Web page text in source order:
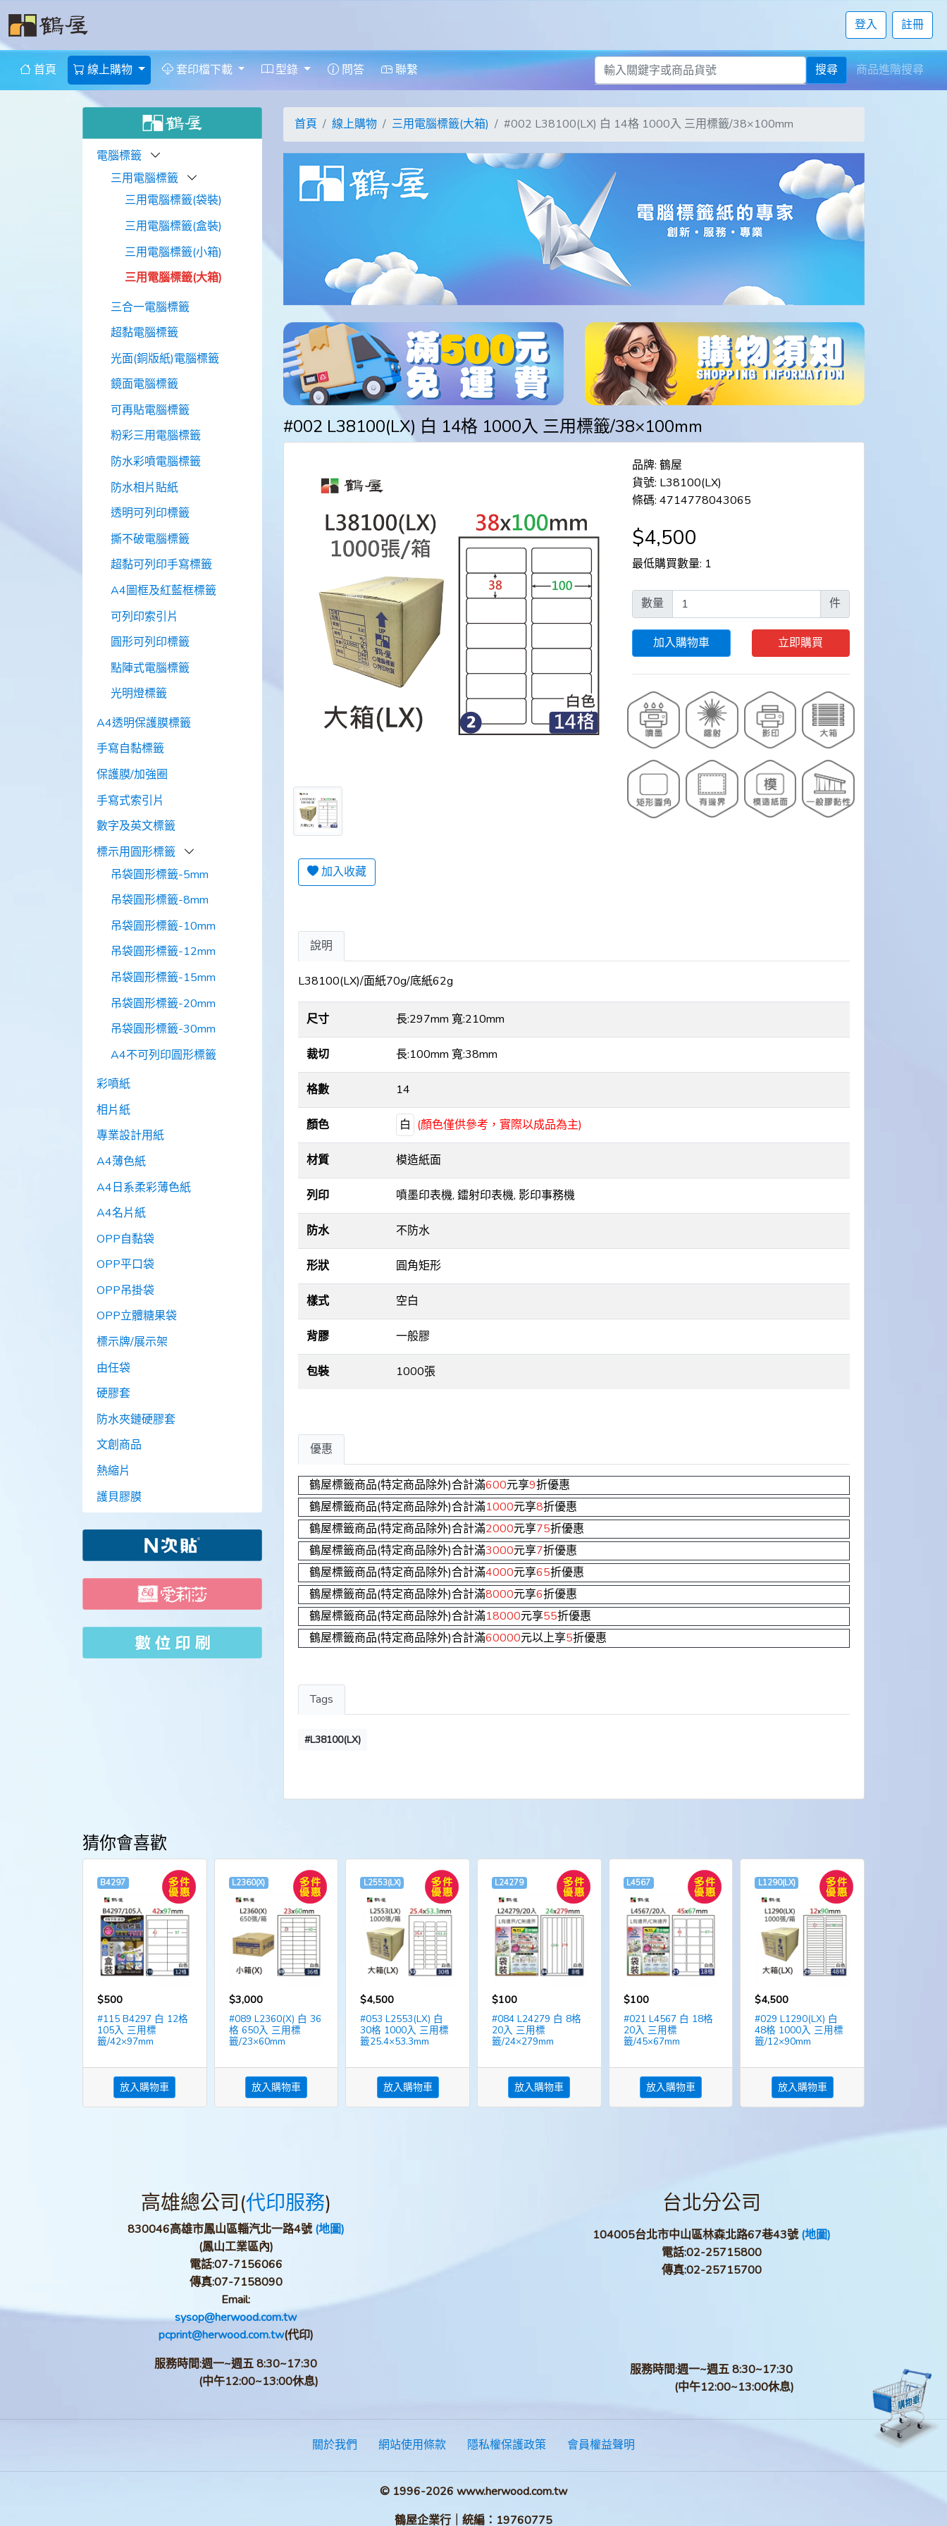
登入 註冊
首頁 線上購物 套印檔下載 型錄 問答 聯繫 搜尋 商品進階搜尋
電腦標籤
三用電腦標籤
三用電腦標籤(袋裝)
三用電腦標籤(盒裝)
三用電腦標籤(小箱)
三用電腦標籤(大箱)
三合一電腦標籤
超黏電腦標籤
光面(銅版紙)電腦標籤
鏡面電腦標籤
可再貼電腦標籤
粉彩三用電腦標籤
防水彩噴電腦標籤
防水相片貼紙
透明可列印標籤
撕不破電腦標籤
超黏可列印手寫標籤
A4圖框及紅藍框標籤
可列印索引片
圓形可列印標籤
點陣式電腦標籤
光明燈標籤
A4透明保護膜標籤
手寫自黏標籤
保護膜/加強圈
手寫式索引片
數字及英文標籤
標示用圓形標籤
吊袋圓形標籤-5mm
吊袋圓形標籤-8mm
吊袋圓形標籤-10mm
吊袋圓形標籤-12mm
吊袋圓形標籤-15mm
吊袋圓形標籤-20mm
吊袋圓形標籤-30mm
A4不可列印圓形標籤
彩噴紙
相片紙
專業設計用紙
A4薄色紙
A4日系柔彩薄色紙
A4名片紙
OPP自黏袋
OPP平口袋
OPP吊掛袋
OPP立體糖果袋
標示牌/展示架
由任袋
硬膠套
防水夾鏈硬膠套
文創商品
熱縮片
護貝膠膜
首頁 線上購物 三用電腦標籤(大箱) #002 L38100(LX) 白 14格 1000入 三用標籤/38×100mm
#002 L38100(LX) 白 14格 1000入 三用標籤/38×100mm
品牌: 鶴屋
貨號: L38100(LX)
條碼: 4714778043065
$4,500
最低購買數量: 1
數量 件
加入購物車 立即購買
加入收藏
說明
L38100(LX)/面紙70g/底紙62g
尺寸 長:297mm 寬:210mm
裁切 長:100mm 寬:38mm
格數 14
顏色 白 (顏色僅供參考，實際以成品為主)
材質 模造紙面
列印 噴墨印表機, 鐳射印表機, 影印事務機
防水 不防水
形狀 圓角矩形
樣式 空白
背膠 一般膠
包裝 1000張
優惠
鶴屋標籤商品(特定商品除外)合計滿600元享9折優惠
鶴屋標籤商品(特定商品除外)合計滿1000元享8折優惠
鶴屋標籤商品(特定商品除外)合計滿2000元享75折優惠
鶴屋標籤商品(特定商品除外)合計滿3000元享7折優惠
鶴屋標籤商品(特定商品除外)合計滿4000元享65折優惠
鶴屋標籤商品(特定商品除外)合計滿8000元享6折優惠
鶴屋標籤商品(特定商品除外)合計滿18000元享55折優惠
鶴屋標籤商品(特定商品除外)合計滿60000元以上享5折優惠
Tags
#L38100(LX)
猜你會喜歡
B4297
$500
#115 B4297 白 12格
105入 三用標
籤/42×97mm
放入購物車
L2360(X)
$3,000
#089 L2360(X) 白 36
格 650入 三用標
籤/23×60mm
放入購物車
L2553(LX)
$4,500
#053 L2553(LX) 白
30格 1000入 三用標
籤25.4×53.3mm
放入購物車
L24279
$100
#084 L24279 白 8格
20入 三用標
籤/24×279mm
放入購物車
L4567
$100
#021 L4567 白 18格
20入 三用標
籤/45×67mm
放入購物車
L1290(LX)
$4,500
#029 L1290(LX) 白
48格 1000入 三用標
籤/12×90mm
放入購物車
高雄總公司(代印服務)
830046高雄市鳳山區輜汽北一路4號(地圖)
(鳳山工業區內)
電話:07-7156066
傳真:07-7158090
Email:
sysop@herwood.com.tw
pcprint@herwood.com.tw(代印)
服務時間:週一~週五 8:30~17:30
(中午12:00~13:00休息)
台北分公司
104005台北市中山區林森北路67巷43號(地圖)
電話:02-25715800
傳真:02-25715700
服務時間:週一~週五 8:30~17:30
(中午12:00~13:00休息)
關於我們 網站使用條款 隱私權保護政策 會員權益聲明
© 1996-2026 www.herwood.com.tw
鶴屋企業行｜統編：19760775